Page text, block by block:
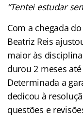
“Tentei estudar
Com a chegada
Beatriz Reis
maior às
durou 2 meses
Determinada a
dedicou à
questões e